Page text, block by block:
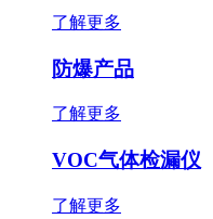
了解更多
防爆产品
了解更多
VOC气体检漏仪
了解更多